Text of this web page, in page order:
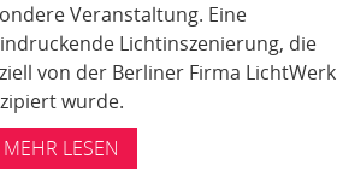
Veranstaltung. Eine
Lichtinszenierung, die
von der Berliner Firma LichtWerk
wurde.
MEHR LESEN